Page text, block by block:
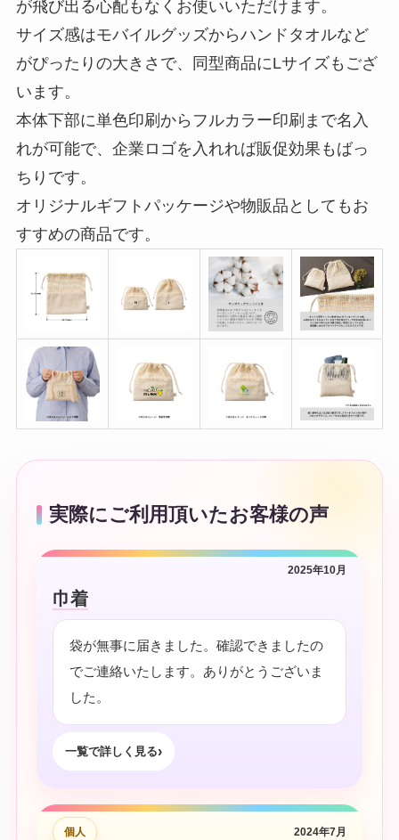
が飛び出る心配もなくお使いいただけます。
サイズ感はモバイルグッズからハンドタオルなど
がぴったりの大きさで、同型商品にLサイズもござ
います。
本体下部に単色印刷からフルカラー印刷まで名入
れが可能で、企業ロゴを入れれば販促効果もばっ
ちりです。
オリジナルギフトパッケージや物販品としてもお
すすめの商品です。
実際にご利用頂いたお客様の声
2025年10月
巾着
袋が無事に届きました。確認できましたの
でご連絡いたします。ありがとうございま
した。
一覧で詳しく見る
個人 2024年7月